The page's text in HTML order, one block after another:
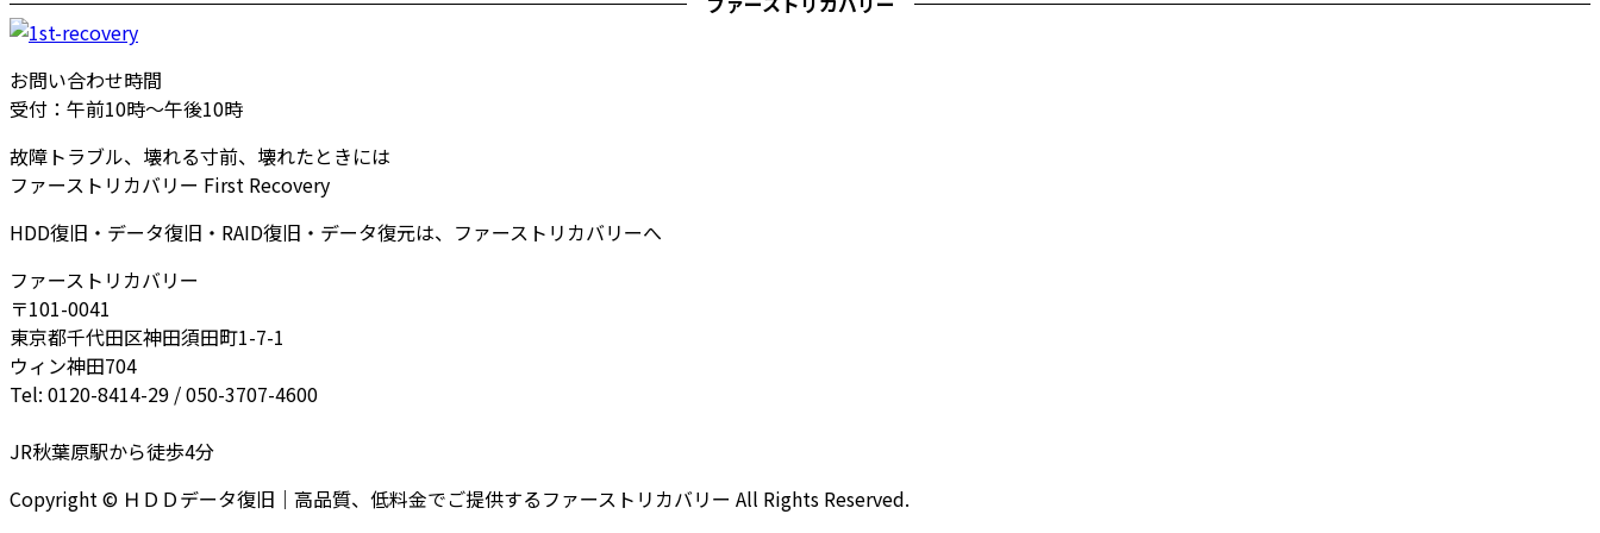
お問い合わせ時間
受付：午前10時～午後10時
故障トラブル、壊れる寸前、壊れたときには
ファーストリカバリー First Recovery
HDD復旧・データ復旧・RAID復旧・データ復元は、ファーストリカバリーへ
ファーストリカバリー
〒101-0041
東京都千代田区神田須田町1-7-1
ウィン神田704
Tel: 0120-8414-29 / 050-3707-4600
JR秋葉原駅から徒歩4分
Copyright © ＨＤＤデータ復旧｜高品質、低料金でご提供するファーストリカバリー All Rights Reserved.